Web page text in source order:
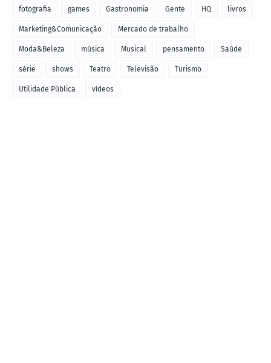
fotografia games Gastronomia Gente HQ livros
Marketing&Comunicação Mercado de trabalho
Moda&Beleza música Musical pensamento Saúde
série shows Teatro Televisão Turismo
Utilidade Pública vídeos